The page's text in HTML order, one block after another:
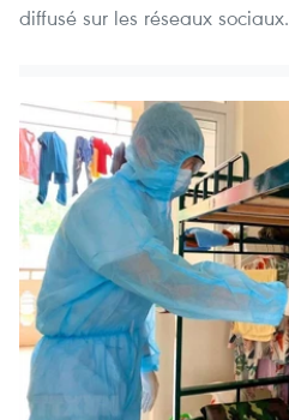
diffusé sur les réseaux sociaux.